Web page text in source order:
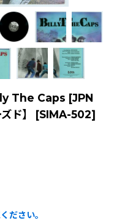
The Caps [JPN
ド】
[SIMA-502]
ださい。